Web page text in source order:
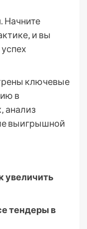
Начните
и вы
ключевые
в
анализ
выигрышной
увеличить
тендеры в